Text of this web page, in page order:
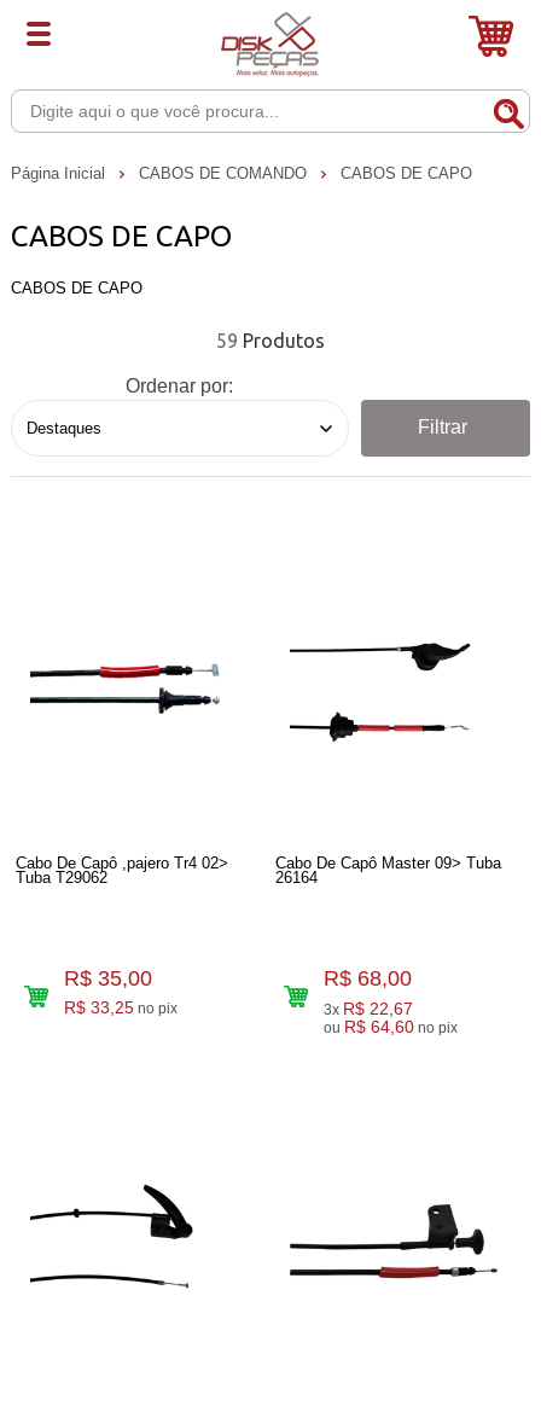
Página Inicial CABOS DE COMANDO CABOS DE CAPO
CABOS DE CAPO
CABOS DE CAPO
59
Ordenar por:
Filtrar
Cabo De Capô ,pajero Tr4 02>
Tuba T29062
R$ 35,00
R$ 33,25 no pix
Cabo De Capô Master 09> Tuba
26164
R$ 68,00
3x R$ 22,67
ou R$ 64,60 no pix